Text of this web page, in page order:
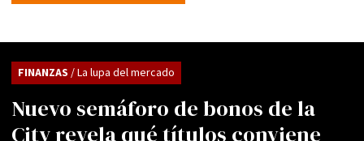
Nuevo semáforo de bonos de la
City revela qué títulos conviene
FINANZAS / La lupa del mercado